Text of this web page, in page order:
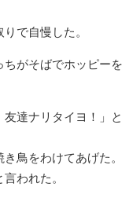
で自慢した。
がそばでホッピーを
達ナリタイヨ！」と
鳥をわけてあげた。
われた。